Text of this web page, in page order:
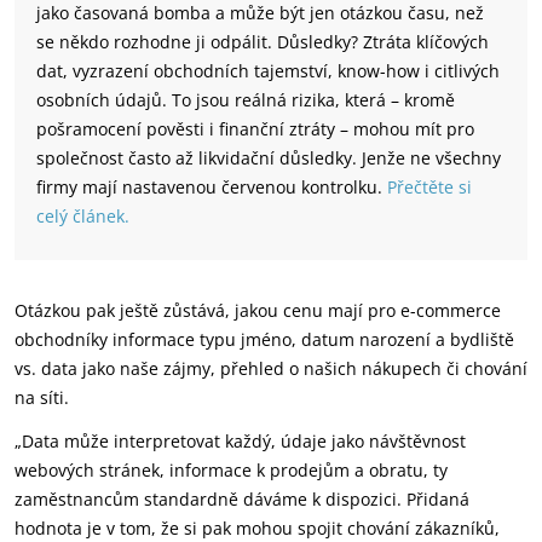
jako časovaná bomba a může být jen otázkou času, než
se někdo rozhodne ji odpálit. Důsledky? Ztráta klíčových
dat, vyzrazení obchodních tajemství, know-how i citlivých
osobních údajů. To jsou reálná rizika, která – kromě
pošramocení pověsti i finanční ztráty – mohou mít pro
společnost často až likvidační důsledky. Jenže ne všechny
firmy mají nastavenou červenou kontrolku. Přečtěte si
celý článek.
Otázkou pak ještě zůstává, jakou cenu mají pro e-commerce
obchodníky informace typu jméno, datum narození a bydliště
vs. data jako naše zájmy, přehled o našich nákupech či chování
na síti.
„Data může interpretovat každý, údaje jako návštěvnost
webových stránek, informace k prodejům a obratu, ty
zaměstnancům standardně dáváme k dispozici. Přidaná
hodnota je v tom, že si pak mohou spojit chování zákazníků,